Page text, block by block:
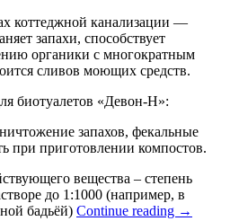
коттеджной канализации —
запахи, способствует
органики с многократным
сливов моющих средств.
биотуалетов «Девон-Н»:
запахов, фекальные
при приготовлении компостов.
вещества – степень
до 1:1000 (например, в
бадьёй) Continue reading →